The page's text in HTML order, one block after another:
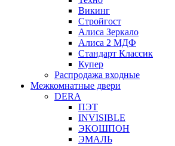
Викинг
Стройгост
Алиса Зеркало
Алиса 2 МДФ
Стандарт Классик
Купер
Распродажа входные
Межкомнатные двери
DERA
ПЭТ
INVISIBLE
ЭКОШПОН
ЭМАЛЬ